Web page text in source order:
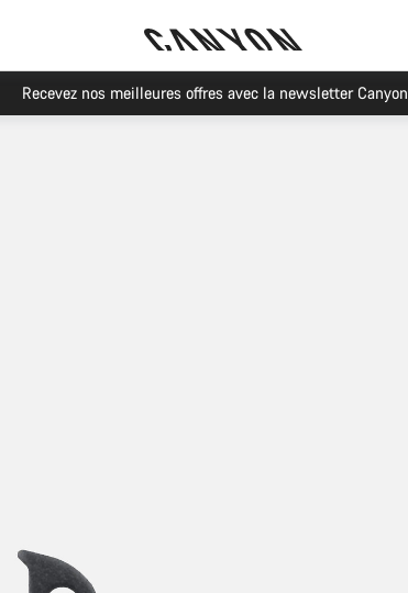
Recevez nos meilleures offres avec la newsletter Canyon